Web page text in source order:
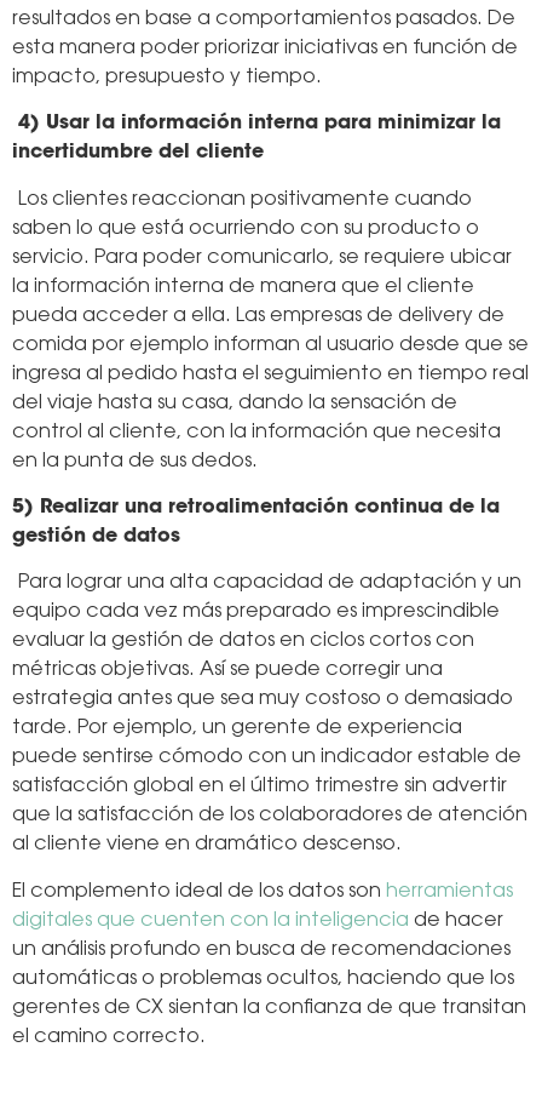
resultados en base a comportamientos pasados. De
esta manera poder priorizar iniciativas en función de
impacto, presupuesto y tiempo.
4) Usar la información interna para minimizar la
incertidumbre del cliente
Los clientes reaccionan positivamente cuando
saben lo que está ocurriendo con su producto o
servicio. Para poder comunicarlo, se requiere ubicar
la información interna de manera que el cliente
pueda acceder a ella. Las empresas de delivery de
comida por ejemplo informan al usuario desde que se
ingresa al pedido hasta el seguimiento en tiempo real
del viaje hasta su casa, dando la sensación de
control al cliente, con la información que necesita
en la punta de sus dedos.
5) Realizar una retroalimentación continua de la
gestión de datos
Para lograr una alta capacidad de adaptación y un
equipo cada vez más preparado es imprescindible
evaluar la gestión de datos en ciclos cortos con
métricas objetivas. Así se puede corregir una
estrategia antes que sea muy costoso o demasiado
tarde. Por ejemplo, un gerente de experiencia
puede sentirse cómodo con un indicador estable de
satisfacción global en el último trimestre sin advertir
que la satisfacción de los colaboradores de atención
al cliente viene en dramático descenso.
El complemento ideal de los datos son herramientas
digitales que cuenten con la inteligencia de hacer
un análisis profundo en busca de recomendaciones
automáticas o problemas ocultos, haciendo que los
gerentes de CX sientan la confianza de que transitan
el camino correcto.